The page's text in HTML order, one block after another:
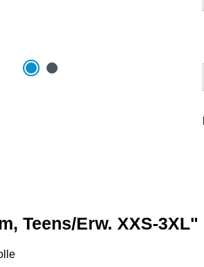
Teens/Erw. XXS-3XL"